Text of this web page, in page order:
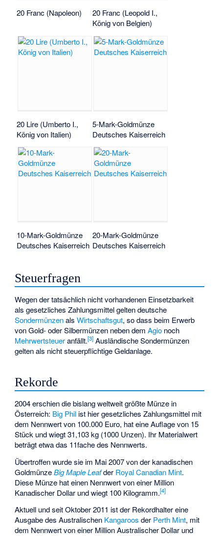
20 Franc (Napoleon)
20 Franc (Leopold I.,
König von Belgien)
20 Lire (Umberto I.,
König von Italien)
5-Mark-Goldmünze
Deutsches Kaiserreich
10-Mark-Goldmünze
Deutsches Kaiserreich
20-Mark-Goldmünze
Deutsches Kaiserreich
Steuerfragen
Wegen der tatsächlich nicht vorhandenen Einsetzbarkeit
als gesetzliches Zahlungsmittel gelten deutsche
SondermünzenalsWirtschaftsgut, so dass beim Erwerb
von Gold- oder Silbermünzen neben demAgio noch
Mehrwertsteueranfällt.[3] Ausländische Sondermünzen
gelten als nicht steuerpflichtige Geldanlage.
Rekorde
2004 erschien die bislang weltweit größte Münze in
Österreich: Big Phil ist hier gesetzliches Zahlungsmittel mit
dem Nennwert von 100.000 Euro, hat eine Auflage von 15
Stück und wiegt 31,103 kg (1000 Unzen). Ihr Materialwert
beträgt etwa das 11fache des Nennwerts.
Übertroffen wurde sie im Mai 2007 von der kanadischen
GoldmünzeBig Maple Leafder Royal Canadian Mint.
Diese Münze hat einen Nennwert von einer Million
Kanadischer Dollar und wiegt 100 Kilogramm.[4]
Aktuell und seit Oktober 2011 ist der Rekordhalter eine
Ausgabe des Australischen Kangaroos der Perth Mint, mit
dem Nennwert von einer Million Australischer Dollar und